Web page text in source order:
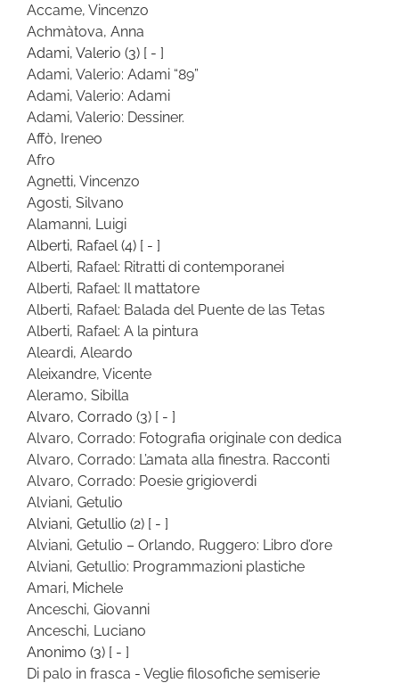
Accame, Vincenzo
Achmàtova, Anna
Adami, Valerio (3) [ - ]
Adami, Valerio: Adami “89”
Adami, Valerio: Adami
Adami, Valerio: Dessiner.
Affò, Ireneo
Afro
Agnetti, Vincenzo
Agosti, Silvano
Alamanni, Luigi
Alberti, Rafael (4) [ - ]
Alberti, Rafael: Ritratti di contemporanei
Alberti, Rafael: Il mattatore
Alberti, Rafael: Balada del Puente de las Tetas
Alberti, Rafael: A la pintura
Aleardi, Aleardo
Aleixandre, Vicente
Aleramo, Sibilla
Alvaro, Corrado (3) [ - ]
Alvaro, Corrado: Fotografia originale con dedica
Alvaro, Corrado: L’amata alla finestra. Racconti
Alvaro, Corrado: Poesie grigioverdi
Alviani, Getulio
Alviani, Getullio (2) [ - ]
Alviani, Getulio – Orlando, Ruggero: Libro d’ore
Alviani, Getullio: Programmazioni plastiche
Amari, Michele
Anceschi, Giovanni
Anceschi, Luciano
Anonimo (3) [ - ]
Di palo in frasca - Veglie filosofiche semiserie